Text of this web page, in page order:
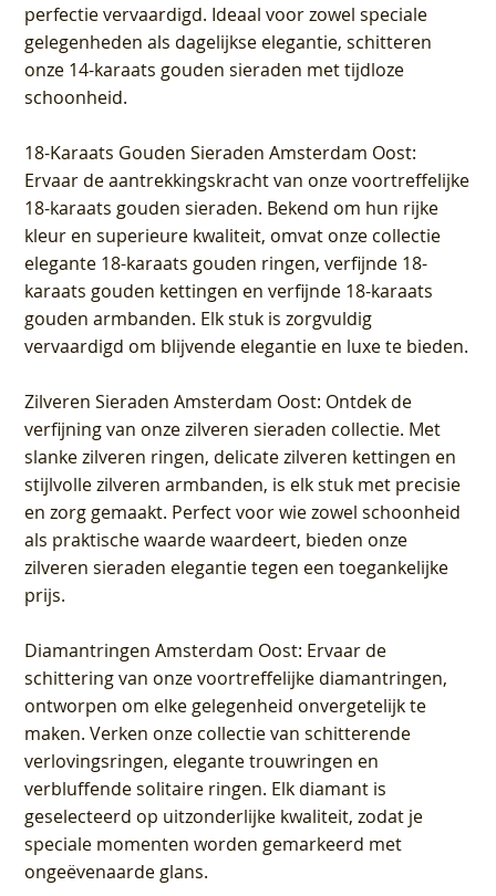
perfectie vervaardigd. Ideaal voor zowel speciale
gelegenheden als dagelijkse elegantie, schitteren
onze 14-karaats gouden sieraden met tijdloze
schoonheid.
18-Karaats Gouden Sieraden Amsterdam Oost:
Ervaar de aantrekkingskracht van onze voortreffelijke
18-karaats gouden sieraden. Bekend om hun rijke
kleur en superieure kwaliteit, omvat onze collectie
elegante 18-karaats gouden ringen, verfijnde 18-
karaats gouden kettingen en verfijnde 18-karaats
gouden armbanden. Elk stuk is zorgvuldig
vervaardigd om blijvende elegantie en luxe te bieden.
Zilveren Sieraden Amsterdam Oost: Ontdek de
verfijning van onze zilveren sieraden collectie. Met
slanke zilveren ringen, delicate zilveren kettingen en
stijlvolle zilveren armbanden, is elk stuk met precisie
en zorg gemaakt. Perfect voor wie zowel schoonheid
als praktische waarde waardeert, bieden onze
zilveren sieraden elegantie tegen een toegankelijke
prijs.
Diamantringen Amsterdam Oost: Ervaar de
schittering van onze voortreffelijke diamantringen,
ontworpen om elke gelegenheid onvergetelijk te
maken. Verken onze collectie van schitterende
verlovingsringen, elegante trouwringen en
verbluffende solitaire ringen. Elk diamant is
geselecteerd op uitzonderlijke kwaliteit, zodat je
speciale momenten worden gemarkeerd met
ongeëvenaarde glans.